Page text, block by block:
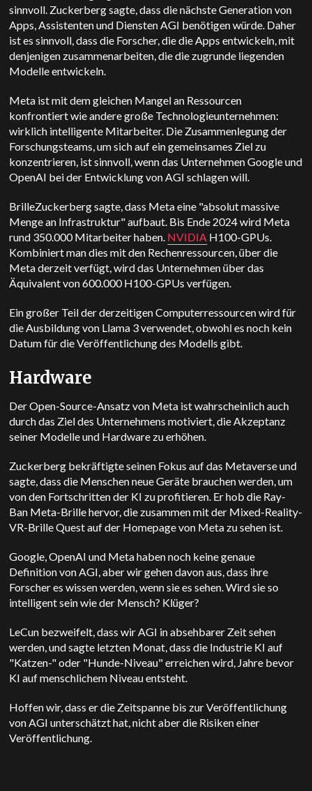
sinnvoll. Zuckerberg sagte, dass die nächste Generation von
Apps, Assistenten und Diensten AGI benötigen würde. Daher
ist es sinnvoll, dass die Forscher, die die Apps entwickeln, mit
denjenigen zusammenarbeiten, die die zugrunde liegenden
Modelle entwickeln.
Meta ist mit dem gleichen Mangel an Ressourcen
konfrontiert wie andere große Technologieunternehmen:
wirklich intelligente Mitarbeiter. Die Zusammenlegung der
Forschungsteams, um sich auf ein gemeinsames Ziel zu
konzentrieren, ist sinnvoll, wenn das Unternehmen Google und
OpenAI bei der Entwicklung von AGI schlagen will.
BrilleZuckerberg sagte, dass Meta eine "absolut massive
Menge an Infrastruktur" aufbaut. Bis Ende 2024 wird Meta
rund 350.000 Mitarbeiter haben. NVIDIA H100-GPUs.
Kombiniert man dies mit den Rechenressourcen, über die
Meta derzeit verfügt, wird das Unternehmen über das
Äquivalent von 600.000 H100-GPUs verfügen.
Ein großer Teil der derzeitigen Computerressourcen wird für
die Ausbildung von Llama 3 verwendet, obwohl es noch kein
Datum für die Veröffentlichung des Modells gibt.
Hardware
Der Open-Source-Ansatz von Meta ist wahrscheinlich auch
durch das Ziel des Unternehmens motiviert, die Akzeptanz
seiner Modelle und Hardware zu erhöhen.
Zuckerberg bekräftigte seinen Fokus auf das Metaverse und
sagte, dass die Menschen neue Geräte brauchen werden, um
von den Fortschritten der KI zu profitieren. Er hob die Ray-
Ban Meta-Brille hervor, die zusammen mit der Mixed-Reality-
VR-Brille Quest auf der Homepage von Meta zu sehen ist.
Google, OpenAI und Meta haben noch keine genaue
Definition von AGI, aber wir gehen davon aus, dass ihre
Forscher es wissen werden, wenn sie es sehen. Wird sie so
intelligent sein wie der Mensch? Klüger?
LeCun bezweifelt, dass wir AGI in absehbarer Zeit sehen
werden, und sagte letzten Monat, dass die Industrie KI auf
"Katzen-" oder "Hunde-Niveau" erreichen wird, Jahre bevor
KI auf menschlichem Niveau entsteht.
Hoffen wir, dass er die Zeitspanne bis zur Veröffentlichung
von AGI unterschätzt hat, nicht aber die Risiken einer
Veröffentlichung.